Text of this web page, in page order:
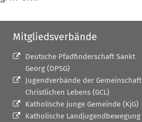
Mitgliedsverbände
Deutsche Pfadfinderschaft Sankt
Georg (DPSG)
Jugendverbände der Gemeinschaft
Christlichen Lebens (GCL)
Katholische junge Gemeinde (KjG)
Katholische Landjugendbewegung